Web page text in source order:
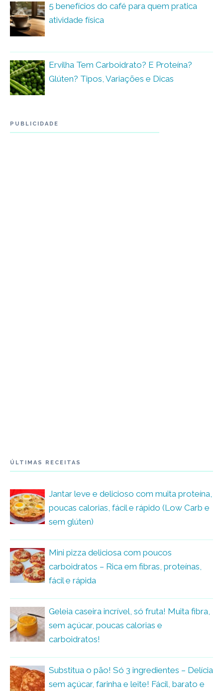
5 benefícios do café para quem pratica
atividade física
Ervilha Tem Carboidrato? E Proteína?
Glúten? Tipos, Variações e Dicas
PUBLICIDADE
ÚLTIMAS RECEITAS
Jantar leve e delicioso com muita proteína,
poucas calorias, fácil e rápido (Low Carb e
sem glúten)
Mini pizza deliciosa com poucos
carboidratos – Rica em fibras, proteínas,
fácil e rápida
Geleia caseira incrível, só fruta! Muita fibra,
sem açúcar, poucas calorias e
carboidratos!
Substitua o pão! Só 3 ingredientes – Delícia
sem açúcar, farinha e leite! Fácil, barato e